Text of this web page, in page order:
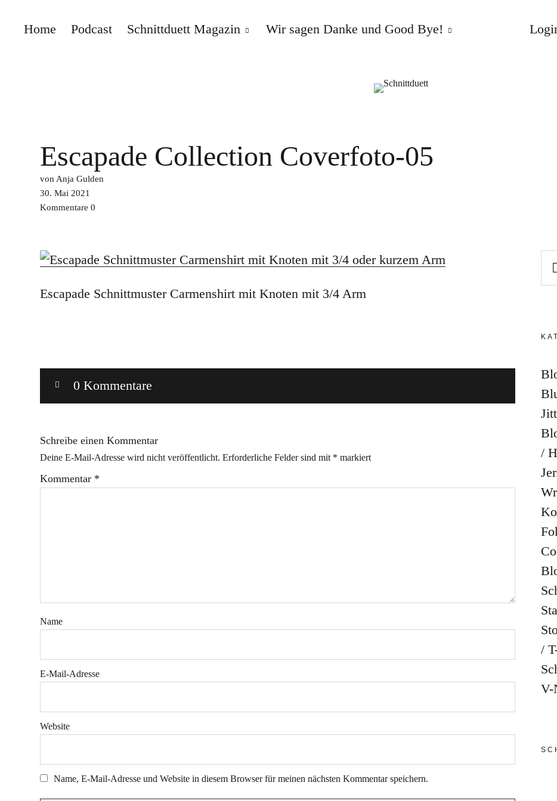
Home Podcast Schnittduett Magazin Wir sagen Danke und Good Bye!
Escapade Collection Coverfoto-05
von Anja Gulden
30. Mai 2021
Kommentare 0
Escapade Schnittmuster Carmenshirt mit Knoten mit 3/4 Arm
0 Kommentare
Schreibe einen Kommentar
Deine E-Mail-Adresse wird nicht veröffentlicht. Erforderliche Felder sind mit * markiert
Kommentar *
Name
E-Mail-Adresse
Website
Name, E-Mail-Adresse und Website in diesem Browser für meinen nächsten Kommentar speichern.
V-